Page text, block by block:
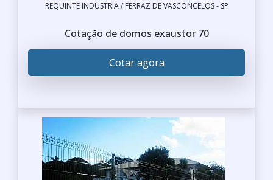
REQUINTE INDUSTRIA / FERRAZ DE VASCONCELOS - SP
Cotação de domos exaustor 70
Cotar agora